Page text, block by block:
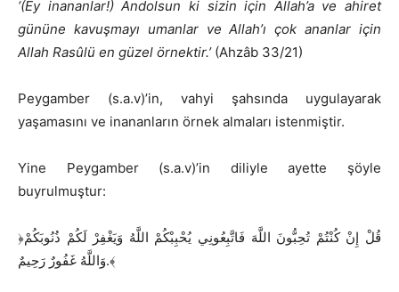
‘(Ey inananlar!) Andolsun ki sizin için Allah’a ve ahiret
gününe kavuşmayı umanlar ve Allah’ı çok ananlar için
Allah Rasûlü en güzel örnektir.’(Ahzâb 33/21)
Peygamber (s.a.v)’in, vahyi şahsında uygulayarak
yaşamasını ve inananların örnek almaları istenmiştir.
Yine Peygamber (s.a.v)’in diliyle ayette şöyle
buyrulmuştur:
﴿قُلْ إِنْ كُنْتُمْ تُحِبُّونَ اللَّهَ فَاتَّبِعُونِي يُحْبِبْكُمْ اللَّهُ وَيَغْفِرْ لَكُمْ ذُنُوبَكُمْ
وَاللَّهُ غَفُورٌ رَحِيمٌ.﴾